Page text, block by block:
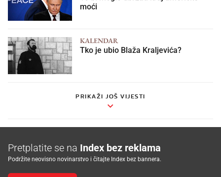
moći
KALENDAR
Tko je ubio Blaža Kraljevića?
PRIKAŽI JOŠ VIJESTI
Pretplatite se na Index bez reklama
Podržite neovisno novinarstvo i čitajte Index bez bannera.